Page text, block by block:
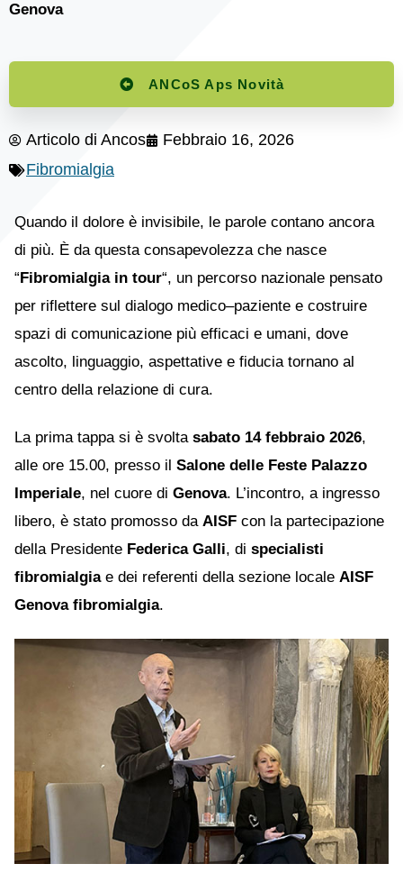
Genova
ANCoS Aps Novità
Articolo di Ancos
Febbraio 16, 2026
Fibromialgia
Quando il dolore è invisibile, le parole contano ancora
di più. È da questa consapevolezza che nasce
“ Fibromialgia in tour“, un percorso nazionale pensato
per riflettere sul dialogo medico–paziente e costruire
spazi di comunicazione più efficaci e umani, dove
ascolto, linguaggio, aspettative e fiducia tornano al
centro della relazione di cura.
La prima tappa si è svolta sabato 14 febbraio 2026,
alle ore 15.00, presso il Salone delle Feste Palazzo
Imperiale, nel cuore di Genova. L’incontro, a ingresso
libero, è stato promosso da AISF con la partecipazione
della Presidente Federica Galli, di specialisti
fibromialgiae dei referenti della sezione locale AISF
Genova fibromialgia.